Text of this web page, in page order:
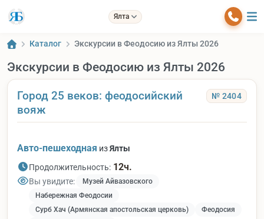
Ялта
Каталог Экскурсии в Феодосию из Ялты 2026
Экскурсии в Феодосию из Ялты 2026
Город 25 веков: феодосийский
вояж
№ 2404
Авто-пешеходная изЯлты
Продолжительность: 12ч.
Вы увидите:
Музей Айвазовского
Набережная Феодосии
Сурб Хач (Армянская апостольская церковь)
Феодосия